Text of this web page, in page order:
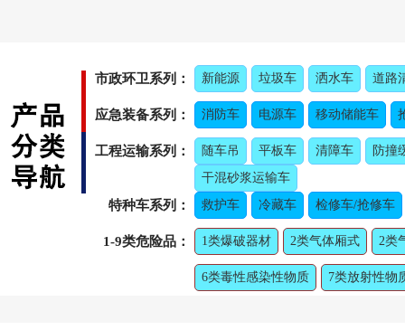
市政环卫系列： 新能源 垃圾车 洒水车 道路
应急装备系列： 消防车 电源车 移动储能车
工程运输系列： 随车吊 平板车 清障车
防撞
干混砂浆运输车
特种车系列： 救护车 冷藏车 检修车/抢修车
1-9类危险品： 1类爆破器材 2类气体厢式 2类
6类毒性感染性物质 7类放射性物